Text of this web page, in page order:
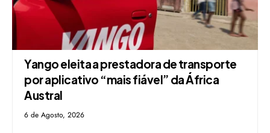
Yango eleita a prestadora de transporte
por aplicativo “mais fiável” da África
Austral
6 de Agosto, 2026